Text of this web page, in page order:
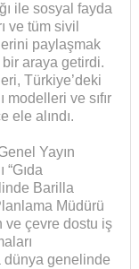
ile sosyal fayda
ve tüm sivil
paylaşmak
bir araya getirdi.
Türkiye’deki
modelleri ve sıfır
ele alındı.
Yayın
“Gıda
Barilla
Müdürü
ve çevre dostu iş
dünya genelinde